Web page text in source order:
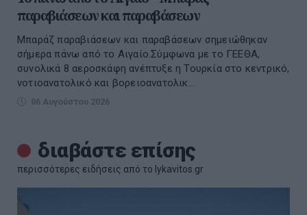
παραβιάσεων και παραβάσεων
Μπαράζ παραβιάσεων και παραβάσεων σημειώθηκαν
σήμερα πάνω από το Αιγαίο.Σύμφωνα με το ΓΕΕΘΑ,
συνολικά 8 αεροσκάφη ανέπτυξε η Τουρκία στο κεντρικό,
νοτιοανατολικό και βορειοανατολικ...
06 Αυγούστου 2026
διαβάστε επίσης
περισσότερες ειδήσεις από το lykavitos.gr